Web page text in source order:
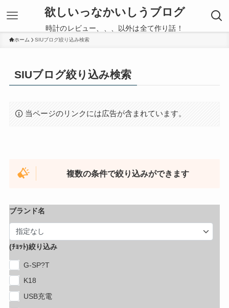
欲しいっなかいしうブログ
時計のレビュー、、、以外は全て作り話！
ホーム SIUブログ絞り込み検索
SIUブログ絞り込み検索
当ページのリンクには広告が含まれています。
複数の条件で絞り込みができます
ブランド名
(ﾁｮｯﾄ)絞り込み
G-SP?T
K18
USB充電